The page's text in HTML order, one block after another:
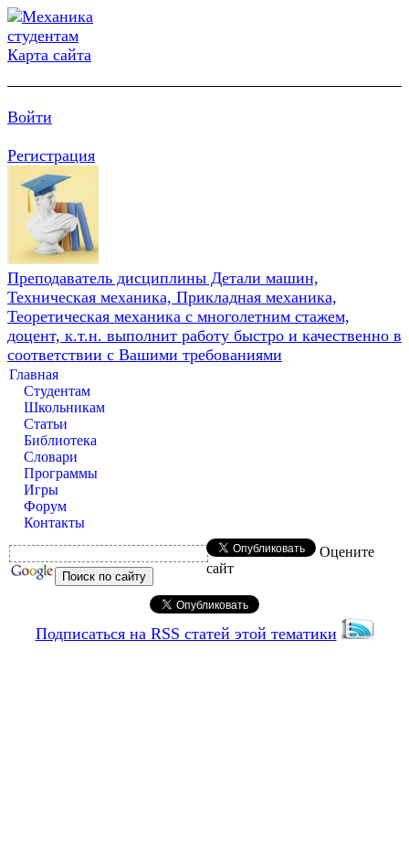
Карта сайта
Войти
Регистрация
Преподаватель дисциплины Детали машин,
Техническая механика, Прикладная механика,
Теоретическая механика с многолетним стажем,
доцент, к.т.н. выполнит работу быстро и качественно в
соответствии с Вашими требованиями
Главная
Студентам
Школьникам
Статьи
Библиотека
Словари
Программы
Игры
Форум
Контакты
Оцените
сайт
Подписаться на RSS статей этой тематики